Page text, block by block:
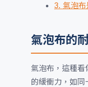
3. 氣泡布
氣泡布的
氣泡布，這種
的緩衝力，如